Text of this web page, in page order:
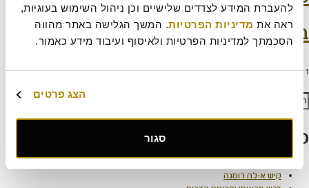
ראה את מדיניות הפרטיות
הסכמתך למדיניות הפרטיות ולאיסוף ועיבוד מידע כאמור.
הצג פרטים
סגור
בריסטה
Posts
pagination
עמוד
1עמוד
2עמוד
3עמוד הבא
חפש:
פוסטים אחרונים
עוגת קראק פאי
קיש א-לה רומנה